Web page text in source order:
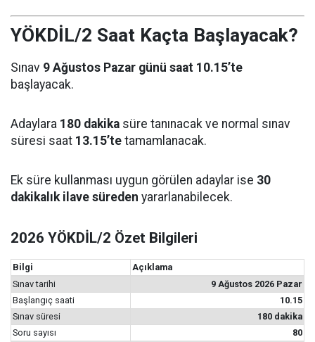
YÖKDİL/2 Saat Kaçta Başlayacak?
Sınav 9 Ağustos Pazar günü saat 10.15’te
başlayacak.
Adaylara 180 dakika süre tanınacak ve normal sınav
süresi saat 13.15’te tamamlanacak.
Ek süre kullanması uygun görülen adaylar ise 30
dakikalık ilave süreden yararlanabilecek.
2026 YÖKDİL/2 Özet Bilgileri
Bilgi
Açıklama
Sınav tarihi
9 Ağustos 2026 Pazar
Başlangıç saati
10.15
Sınav süresi
180 dakika
Soru sayısı
80